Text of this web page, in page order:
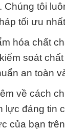
tôi
tối ưu
hóa chất
soát
an toàn
về cách
đáng tin
của bạn